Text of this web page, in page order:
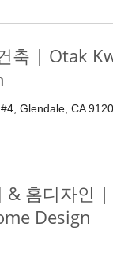
축 | Otak
Glendale, CA
& 홈디자인
Design